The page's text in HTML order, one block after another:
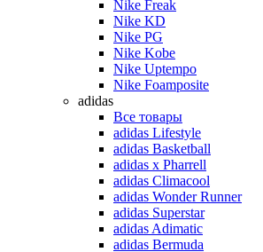
Nike Freak
Nike KD
Nike PG
Nike Kobe
Nike Uptempo
Nike Foamposite
adidas
Все товары
adidas Lifestyle
adidas Basketball
adidas x Pharrell
adidas Climacool
adidas Wonder Runner
adidas Superstar
adidas Adimatic
adidas Bermuda